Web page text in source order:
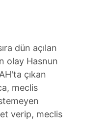
dün açılan
olay Hasnun
çıkan
meclis
verip, meclis